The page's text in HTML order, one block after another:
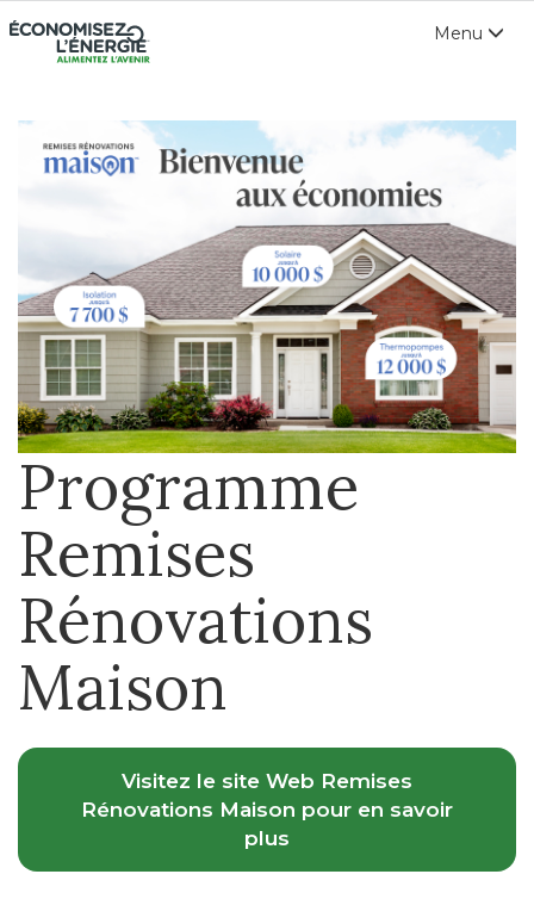
Open
Menu
Programme
Remises
Rénovations
Maison
Visitez le site Web Remises
Rénovations Maison pour en savoir
plus